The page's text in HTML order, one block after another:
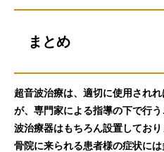
まとめ
超音波治療は、適切に使用され
が、専門家による指導の下で行
波治療器はもちろん設置してお
骨院に来られる患者様の症状に